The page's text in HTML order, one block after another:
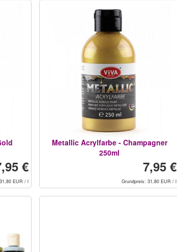
€
EUR / l
Metallic Acrylfarbe - Champagner
250ml
7,95 €
Grundpreis: 31,80 EUR / l